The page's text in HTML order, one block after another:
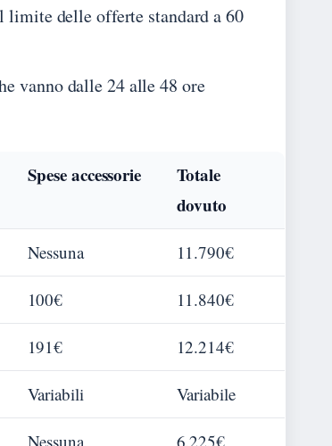
limite delle offerte standard a 60
vanno dalle 24 alle 48 ore
Spese accessorie
Totale
dovuto
Nessuna 11.790€
100€ 11.840€
191€ 12.214€
Variabili Variabile
Nessuna
6.225€